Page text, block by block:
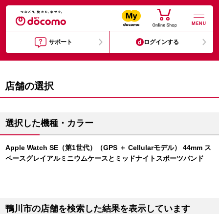
MENU
サポート ログインする
店舗の選択
選択した機種・カラー
Apple Watch SE（第1世代）（GPS ＋ Cellularモデル） 44mm ス
ペースグレイアルミニウムケースとミッドナイトスポーツバンド
鴨川市の店舗を検索した結果を表示しています